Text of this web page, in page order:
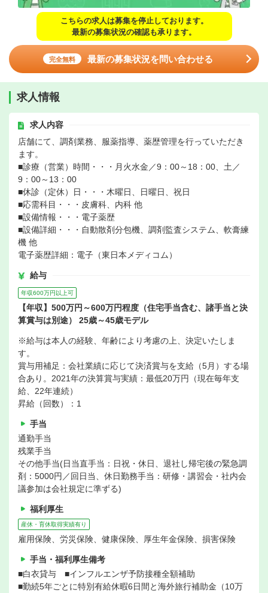
こちらの求人は募集を停止しております。
最新の募集状況の確認も承ります。
完全無料 最新の募集状況を問い合わせる
求人情報
求人内容
店舗にて、調剤業務、服薬指導、薬歴管理を行っていただき
ます。
■診療（営業）時間・・・月火水金／9：00～18：00、土／
9：00～13：00
■休診（定休）日・・・木曜日、日曜日、祝日
■応需科目・・・皮膚科、内科 他
■設備情報・・・電子薬歴
■設備詳細・・・自動散剤分包機、調剤監査システム、軟膏練
機 他
電子薬歴詳細：電子（東日本メディコム）
給与
年収600万円以上可
【年収】500万円～600万円程度（住宅手当含む、諸手当と決
算賞与は別途） 25歳～45歳モデル
※給与は本人の経験、年齢により考慮の上、決定いたしま
す。
賞与用補足：会社業績に応じて決済賞与を支給（5月）する場
合あり。2021年の決算賞与実績：最低20万円（現在毎年支
給、22年連続）
昇給（回数）：1
手当
通勤手当
残業手当
その他手当(日当直手当：日祝・休日、退社し帰宅後の緊急調
剤：5000円／回日当、休日勤務手当：研修・講習会・社内会
議参加は会社規定に準ずる)
福利厚生
産休・育休取得実績有り
雇用保険、労災保険、健康保険、厚生年金保険、損害保険
手当・福利厚生備考
■白衣貸与 ■インフルエンザ予防接種全額補助
■勤続5年ごとに特別有給休暇6日間と海外旅行補助金（10万